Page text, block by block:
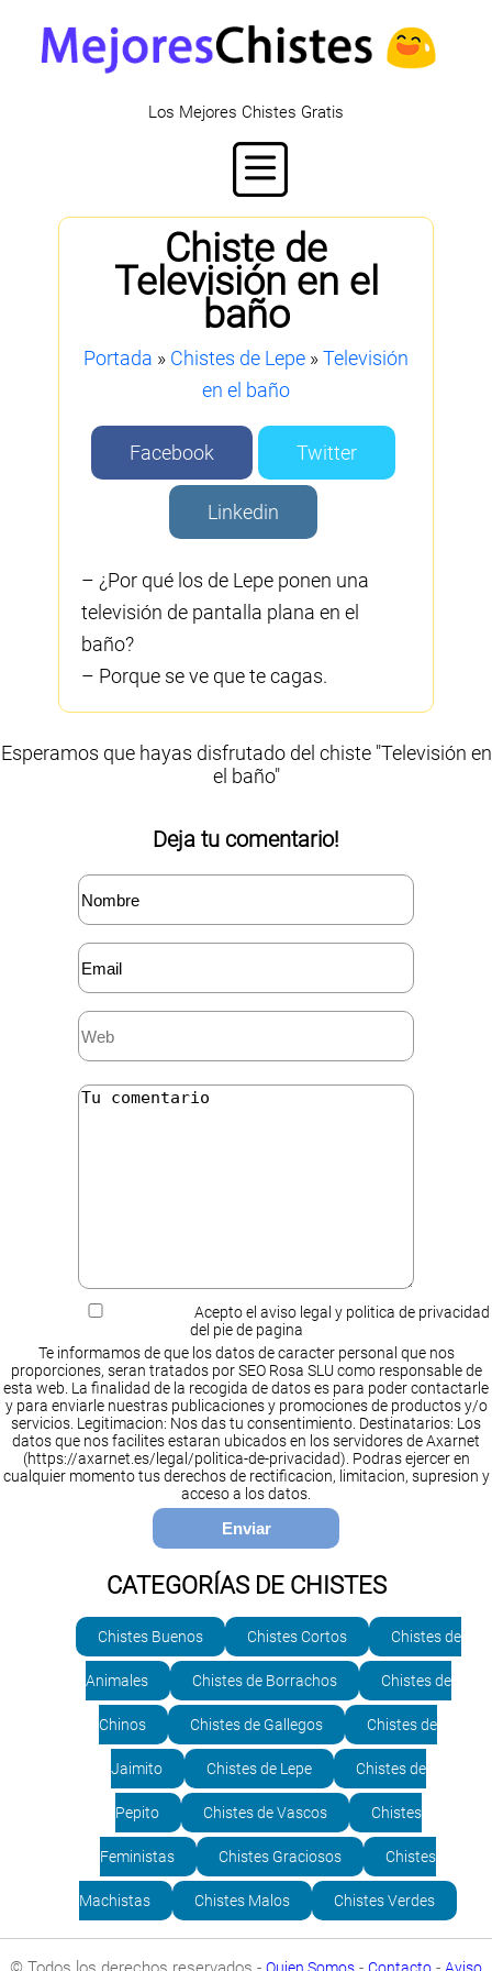
Los Mejores Chistes Gratis
Chiste de
Televisión en el
baño
Portada » Chistes de Lepe »Televisión
en el baño
Facebook Twitter
Linkedin
– ¿Por qué los de Lepe ponen una
televisión de pantalla plana en el
baño?
– Porque se ve que te cagas.
Esperamos que hayas disfrutado del chiste "Televisión en
el baño"
Deja tu comentario!
Acepto el aviso legal y politica de privacidad
del pie de pagina
Te informamos de que los datos de caracter personal que nos
proporciones, seran tratados por SEO Rosa SLU como responsable de
esta web. La finalidad de la recogida de datos es para poder contactarle
y para enviarle nuestras publicaciones y promociones de productos y/o
servicios. Legitimacion: Nos das tu consentimiento. Destinatarios: Los
datos que nos facilites estaran ubicados en los servidores de Axarnet
(https://axarnet.es/legal/politica-de-privacidad). Podras ejercer en
cualquier momento tus derechos de rectificacion, limitacion, supresion y
acceso a los datos.
CATEGORÍAS DE CHISTES
Chistes Buenos Chistes Cortos Chistes de
Animales Chistes de Borrachos Chistes de
Chinos Chistes de Gallegos Chistes de
Jaimito Chistes de Lepe Chistes de
Pepito Chistes de Vascos Chistes
Feministas Chistes Graciosos Chistes
Machistas Chistes Malos Chistes Verdes